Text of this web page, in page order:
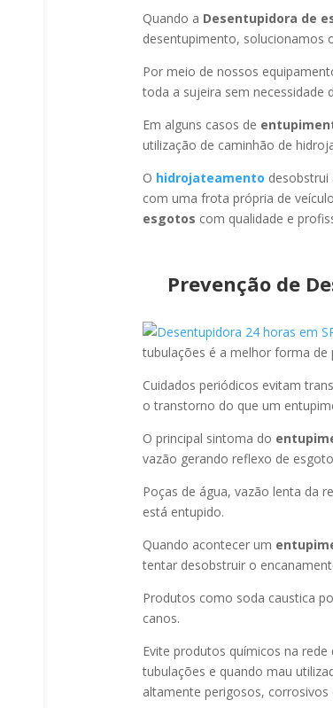
Quando a Desentupidora de
desentupimento, solucionamos
Por meio de nossos
toda a sujeira sem necessidade
Em alguns casos de
utilização de caminhão de
O hidrojateamento
com uma frota própria de
esgotos com qualidade e
Prevenção de
tubulações é a melhor forma de
Cuidados periódicos evitam
o transtorno do que um
O principal sintoma do
vazão gerando reflexo de
Poças de água, vazão lenta da
está entupido.
Quando acontecer um
tentar desobstruir o
Produtos como soda caustica
canos.
Evite produtos químicos na
tubulações e quando mau
altamente perigosos, corrosivos